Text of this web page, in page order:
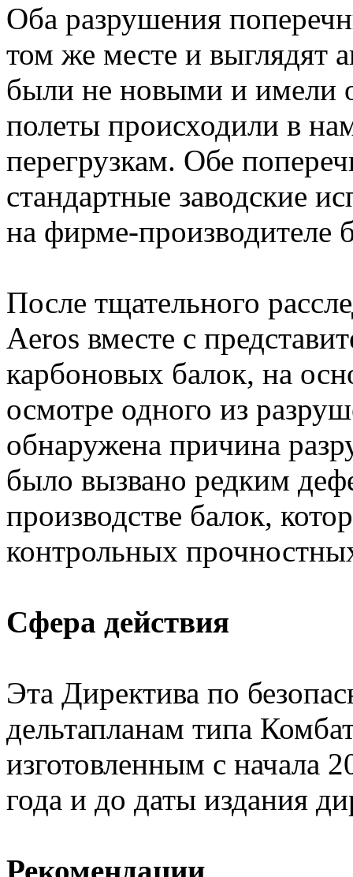
Оба разрушения
том же месте и выглядят
были не новыми и имели
полеты происходили в
перегрузкам. Обе
стандартные заводские
на фирме-производителе
После тщательного
Aeros вместе с
карбоновых балок, на
осмотре одного из
обнаружена причина
было вызвано редким
производстве балок,
контрольных
Сфера действия
Эта Директива по
дельтапланам типа
изготовленным с начала
года и до даты издания
Рекомендации